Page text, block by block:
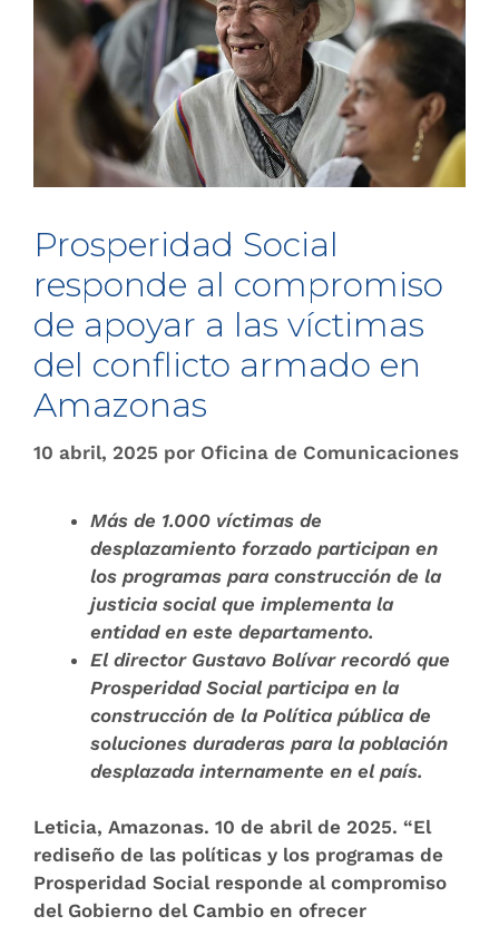
Prosperidad Social
responde al compromiso
de apoyar a las víctimas
del conflicto armado en
Amazonas
10 abril, 2025 por Oficina de Comunicaciones
Más de 1.000 víctimas de
desplazamiento forzado participan en
los programas para construcción de la
justicia social que implementa la
entidad en este departamento.
El director Gustavo Bolívar recordó que
Prosperidad Social participa en la
construcción de la Política pública de
soluciones duraderas para la población
desplazada internamente en el país.
Leticia, Amazonas. 10 de abril de 2025. “El
rediseño de las políticas y los programas de
Prosperidad Social responde al compromiso
del Gobierno del Cambio en ofrecer